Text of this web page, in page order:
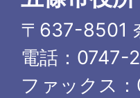
〒637-8501
電話：0747-
ファックス